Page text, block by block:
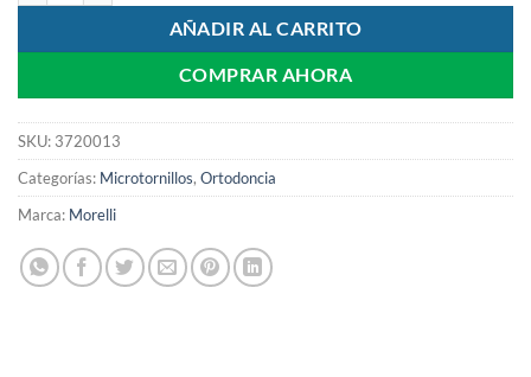
AÑADIR AL CARRITO
COMPRAR AHORA
SKU: 3720013
Categorías: Microtornillos, Ortodoncia
Marca: Morelli